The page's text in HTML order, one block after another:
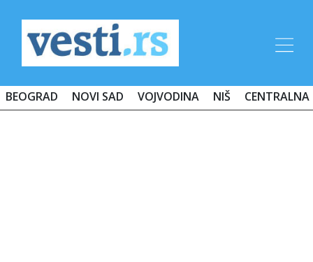
BEOGRAD NOVI SAD VOJVODINA NIŠ CENTRALNA